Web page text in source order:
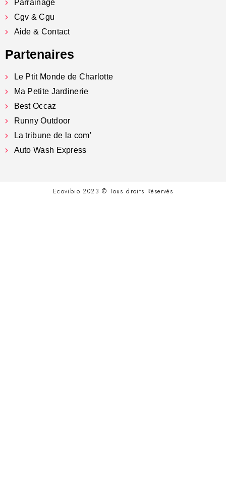
Parrainage
Cgv & Cgu
Aide & Contact
Partenaires
Le Ptit Monde de Charlotte
Ma Petite Jardinerie
Best Occaz
Runny Outdoor
La tribune de la com'
Auto Wash Express
Ecovibio 2023 © Tous droits Réservés